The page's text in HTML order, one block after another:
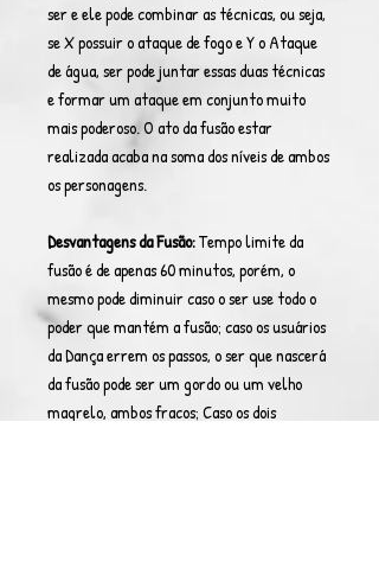
ser e ele pode combinar as técnicas, ou seja,
se X possuir o ataque de fogo e Y o Ataque
de água, ser pode juntar essas duas técnicas
e formar um ataque em conjunto muito
mais poderoso. O ato da fusão estar
realizada acaba na soma dos níveis de ambos
os personagens.
Desvantagens da Fusão:Tempo limite da
fusão é de apenas 60 minutos, porém, o
mesmo pode diminuir caso o ser use todo o
poder que mantém a fusão; caso os usuários
da Dança errem os passos, o ser que nascerá
da fusão pode ser um gordo ou um velho
magrelo, ambos fracos; Caso os dois